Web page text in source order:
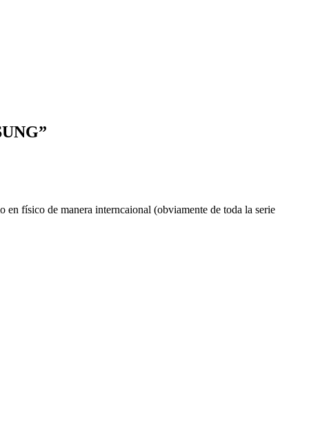
”
en físico de manera interncaional (obviamente de toda la serie